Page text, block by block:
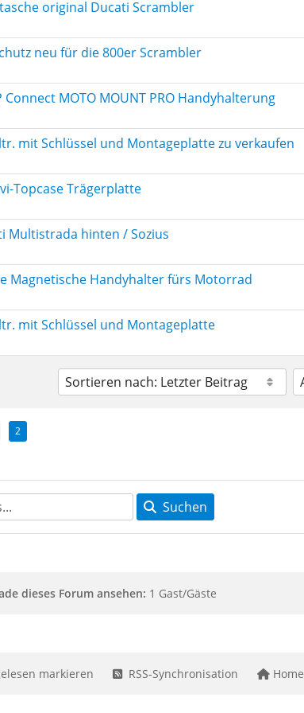
original Ducati Scrambler
neu für die 800er Scrambler
Connect MOTO MOUNT PRO Handyhalterung
mit Schlüssel und Montageplatte zu verkaufen
Topcase Trägerplatte
Multistrada hinten / Sozius
Magnetische Handyhalter fürs Motorrad
mit Schlüssel und Montageplatte
2
Suchen
dieses Forum ansehen: 1 Gast/Gäste
markieren RSS-Synchronisation Home